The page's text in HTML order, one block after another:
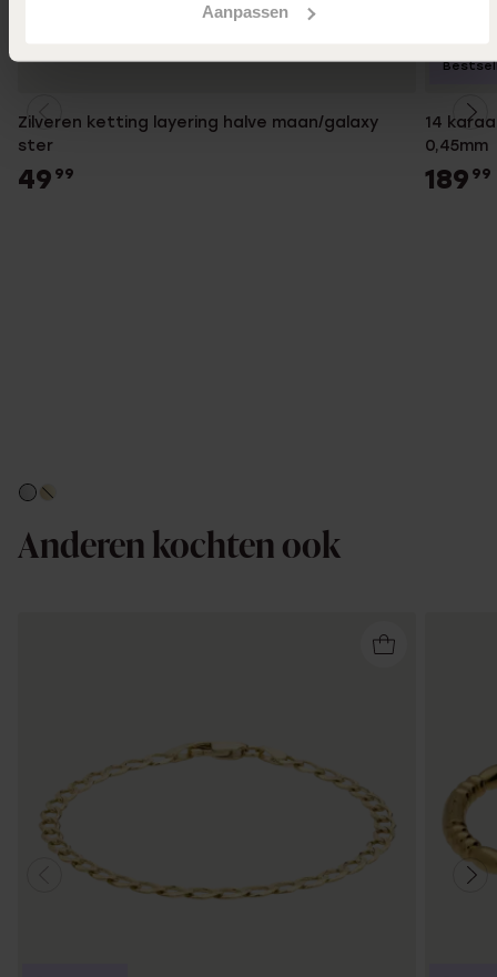
Aanpassen
Zilveren ketting layering halve maan/galaxy
ster
49 99
14
0,45mm
189 99
Anderen kochten ook